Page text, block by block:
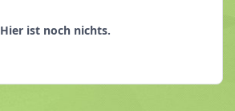
Hier ist noch nichts.